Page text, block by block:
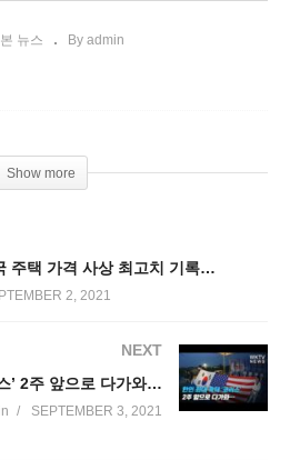
뉴스 By admin
Show more
주택 가격 사상 최고치 기록…
2, 2021
NEXT
’ 2주 앞으로 다가와…
SEPTEMBER 3, 2021